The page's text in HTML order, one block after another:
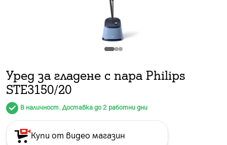
Уред за гладене с пара Philips
STE3150/20
В наличност. Доставка до 2 работни дни
Купи от видео магазин